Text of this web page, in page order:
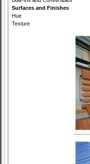
Surfaces and Finishes
Hue
Texture